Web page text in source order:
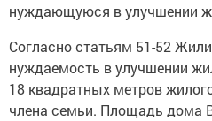
нуждающуюся вулучшении
Согласно статьям 51-52
нуждаемость в улучшении
18 квадратных метров
члена семьи. Площадь дома